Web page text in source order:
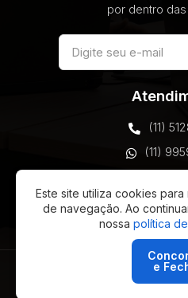
por dentro
(11)
(11)
São
© 2026 Vottax Technology -
Este site utiliza cookies
de navegação. Ao
nossa política
e